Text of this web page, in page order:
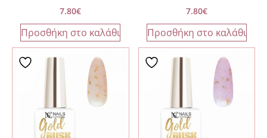
7.80€
Προσθήκη στο καλάθι
7.80€
Προσθήκη στο καλάθι